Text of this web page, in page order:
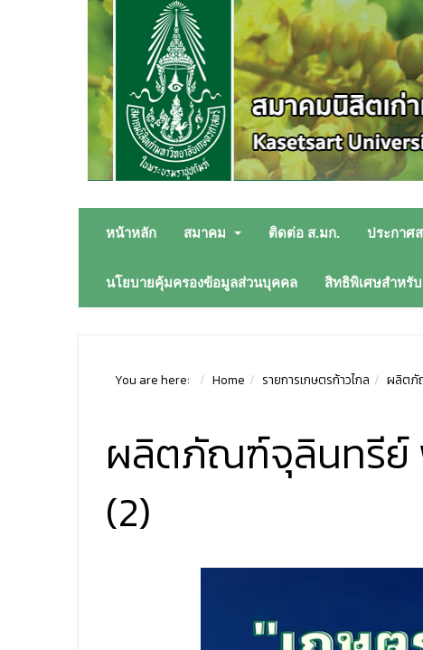
หน้าหลัก สมาคม ติดต่อ ส.มก. ประกาศ
นโยบายคุ้มครองข้อมูลส่วนบุคคล สิทธิพิเศษสำหรั
You are here: Home รายการเกษตรก้าวไกล ผลิตภั
ผลิตภัณฑ์จุลินทรีย์
(2)